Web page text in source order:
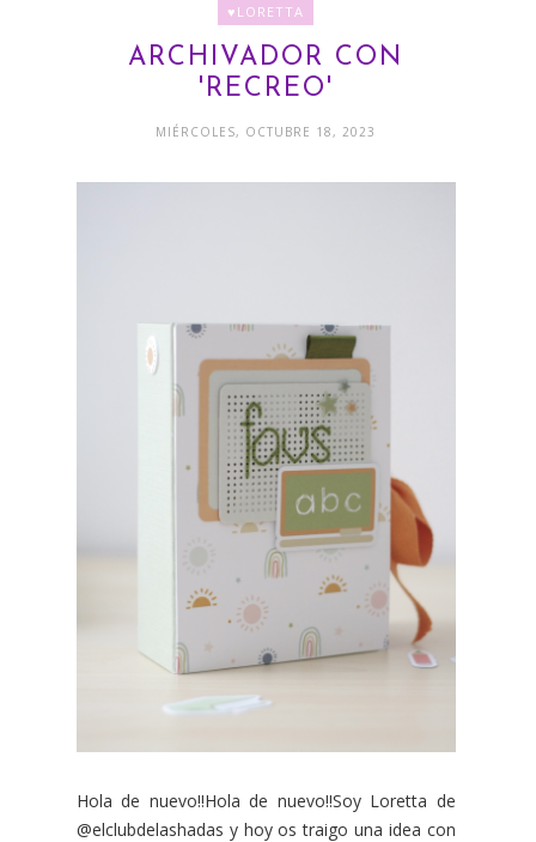
♥LORETTA
ARCHIVADOR CON
'RECREO'
MIÉRCOLES, OCTUBRE 18, 2023
Hola de nuevo!!Hola de nuevo!!Soy Loretta de
@elclubdelashadas y hoy os traigo una idea con